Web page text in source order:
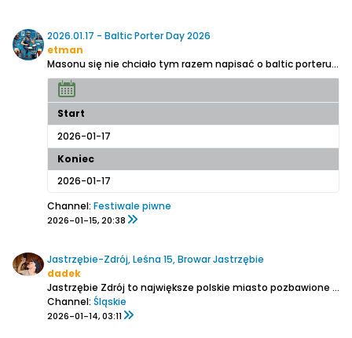
2026.01.17 - Baltic Porter Day 2026
etman
Masonu się nie chciało tym razem napisać o baltic porteru dniu, więc notuję ja:
Start
2026-01-17
Koniec
2026-01-17
Channel: Festiwale piwne
2026-01-15, 20:38
Jastrzębie-Zdrój, Leśna 15, Browar Jastrzębie
dadek
Jastrzębie Zdrój to największe polskie miasto pozbawione komunikacji kolejowej. Pociągi przestały tu kursować prawie 30 lat temu, pozostały tylko wiadukty nad drogami, mocno zarośnięte torowiska i nasypy, w większości okradzione z szyn. Ja przed upadkiem kolei jeszcze zdążyłem przejechać...
Channel: Śląskie
2026-01-14, 03:11